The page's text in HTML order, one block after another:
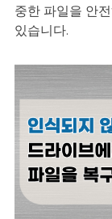
중한 파일을 안
있습니다.